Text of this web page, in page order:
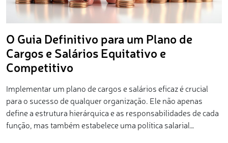
O Guia Definitivo para um Plano de
Cargos e Salários Equitativo e
Competitivo
Implementar um plano de cargos e salários eficaz é crucial
para o sucesso de qualquer organização. Ele não apenas
define a estrutura hierárquica e as responsabilidades de cada
função, mas também estabelece uma política salarial…